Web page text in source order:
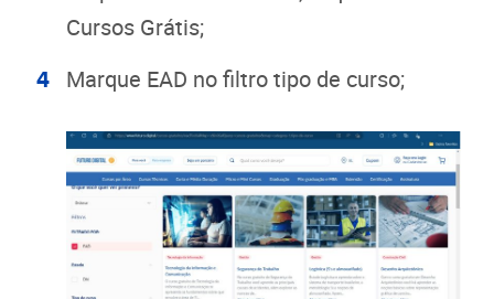
Cursos Grátis;
Marque EAD no filtro tipo de curso;